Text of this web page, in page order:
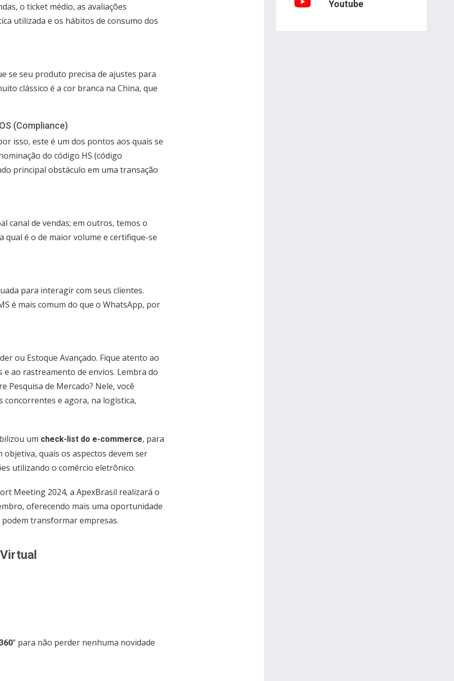
o ticket médio, as avaliações
utilizada e os hábitos de consumo dos
se seu produto precisa de ajustes para
clássico é a cor branca na China, que
(Compliance)
isso, este é um dos pontos aos quais se
do código HS (código
principal obstáculo em uma transação
canal de vendas; em outros, temos o
qual é o de maior volume e certifique-se
para interagir com seus clientes.
é mais comum do que o WhatsApp, por
ou Estoque Avançado. Fique atento ao
ao rastreamento de envios. Lembra do
Pesquisa de Mercado? Nele, você
concorrentes e agora, na logística,
um check-list do e-commerce, para
quais os aspectos devem ser
utilizando o comércio eletrônico.
Meeting 2024, a ApexBrasil realizará o
oferecendo mais uma oportunidade
podem transformar empresas.
para não perder nenhuma novidade
Youtube